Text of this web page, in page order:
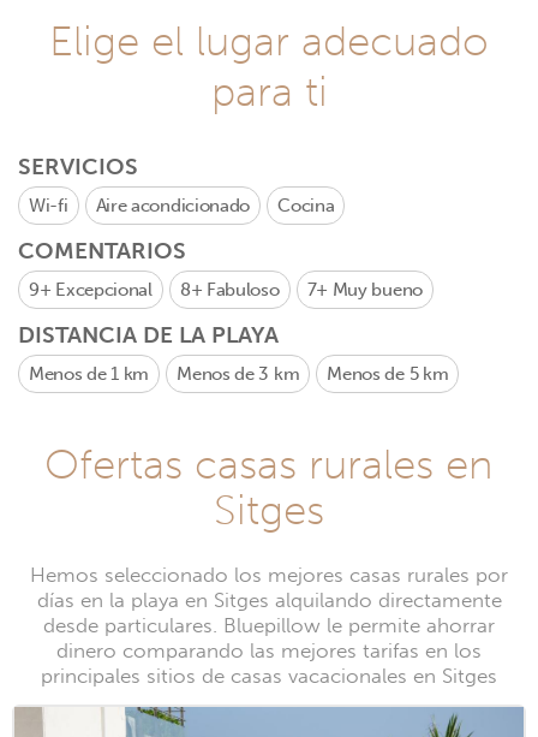
Elige el lugar adecuado
para ti
SERVICIOS
Wi-fi Aire acondicionado Cocina
COMENTARIOS
9+ Excepcional 8+ Fabuloso 7+ Muy bueno
DISTANCIA DE LA PLAYA
Menos de 1 km Menos de 3 km Menos de 5 km
Ofertas casas rurales en
Sitges
Hemos seleccionado los mejores casas rurales por
días en la playa en Sitges alquilando directamente
desde particulares. Bluepillow le permite ahorrar
dinero comparando las mejores tarifas en los
principales sitios de casas vacacionales en Sitges